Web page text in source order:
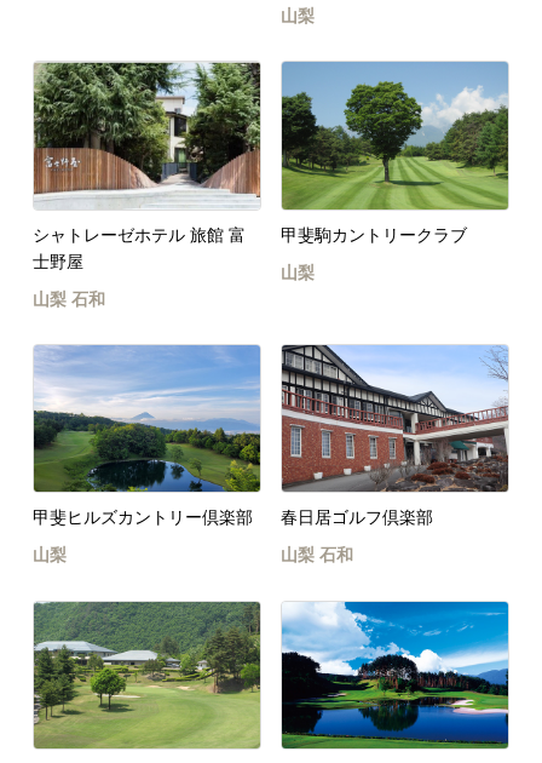
山梨
シャトレーゼホテル 旅館 富
士野屋
山梨 石和
甲斐駒カントリークラブ
山梨
甲斐ヒルズカントリー倶楽部
山梨
春日居ゴルフ倶楽部
山梨 石和